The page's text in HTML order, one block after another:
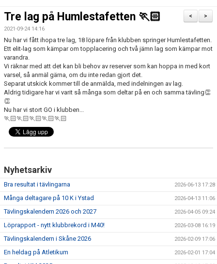
VÅRA LÖPARE
POWER 60
KONTAKT
LÄNKAR
INTERNA TÄVLINGAR
GIFT GENARPS IF TRAIL 2026
>
<
Tre lag på Humlestafetten 🏃🏻
2021-09-24 14:16
Nu har vi fått ihopa tre lag, 18 löpare från klubben springer Humlestafetten.
Ett elit-lag som kämpar om topplacering och två jämn lag som kämpar mot
varandra.
Vi räknar med att det kan bli behov av reserver som kan hoppa in med kort
varsel, så anmäl gärna, om du inte redan gjort det.
Separat utskick kommer till de anmälda, med indelningen av lag.
Aldrig tidigare har vi varit så många som deltar på en och samma tävling👏
👏
Nu har vi stort GO i klubben...
🏃🏻🏃🏻🏃🏻🏃🏻🏃🏻
Nyhetsarkiv
Bra resultat i tävlingarna 2026-06-13 17:28
Många deltagare på 10 K i Ystad 2026-04-13 11:06
Tävlingskalendern 2026 och 2027 2026-04-05 09:24
Löprapport - nytt klubbrekord i M40! 2026-03-08 16:19
Tävlingskalendern i Skåne 2026 2026-02-09 17:06
En heldag på Atletikum 2026-02-01 17:04